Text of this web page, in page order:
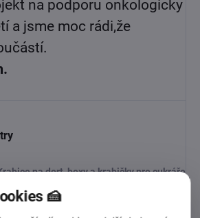
na podporu onkologicky
a jsme moc rádi,že
na dort, boxy a krabičky pro cukráře
🍰